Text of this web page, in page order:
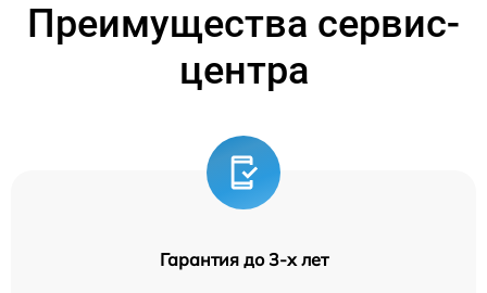
Преимущества сервис-
центра
Гарантия до 3-х лет